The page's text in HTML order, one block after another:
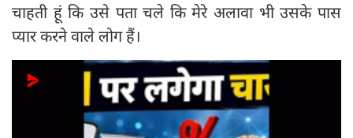
चाहती हूं कि उसे पता चले कि मेरे अलावा भी उसके पास
प्यार करने वाले लोग हैं।